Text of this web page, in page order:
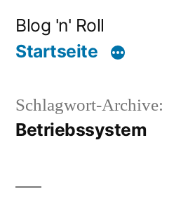
Inhalt
Blog 'n' Roll
Startseite
Schlagwort-Archive:
Betriebssystem